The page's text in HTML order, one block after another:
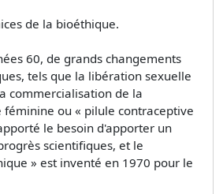
de la bioéthique.
60, de grands changements
tels que la libération sexuelle
commercialisation de la
ou « pilule contraceptive
le besoin d'apporter un
scientifiques, et le
» est inventé en 1970 pour le